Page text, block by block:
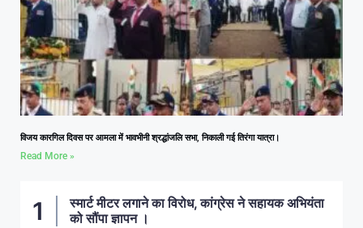
विजय कारगिल दिवस पर आमला में भावभीनी श्रद्धांजलि सभा, निकाली गई तिरंगा यात्रा।
Read More »
स्मार्ट मीटर लगाने का विरोध, कांग्रेस ने सहायक अभियंता
को सौंपा ज्ञापन ।